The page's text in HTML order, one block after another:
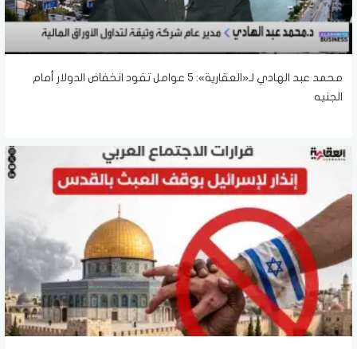
محمد عبد الهادي لـ«العقارية»: 5 عوامل تقود انخفاض الدولار أمام
الجنيه